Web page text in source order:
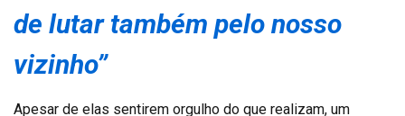
de lutar também pelo nosso
vizinho”
Apesar de elas sentirem orgulho do que realizam, um